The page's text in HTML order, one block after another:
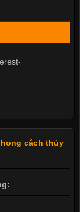
cách thủy